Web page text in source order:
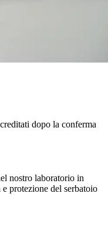
dopo la conferma
nostro laboratorio in
protezione del serbatoio